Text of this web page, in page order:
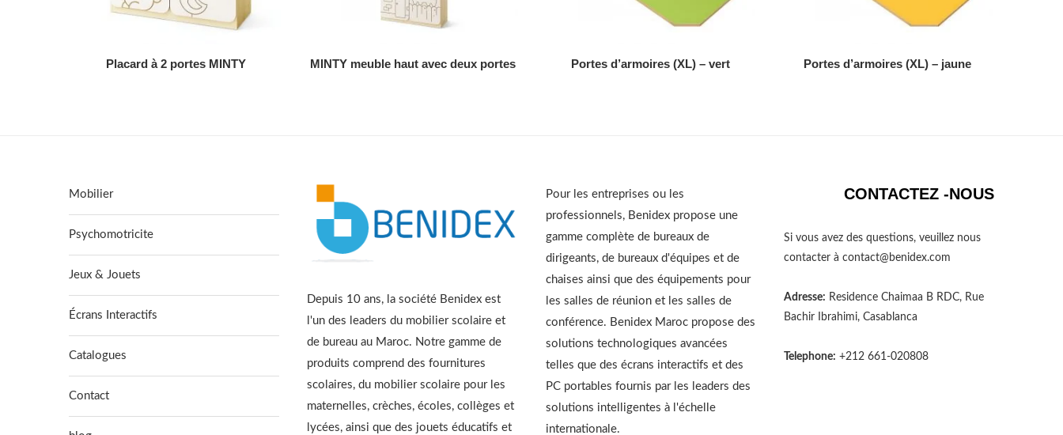
AJOUTER AU DEVIS
Placard à 2 portes MINTY AJOUTER AU DEVIS
MINTY meuble haut avec deux portes AJOUTER AU DEVIS
Portes d’armoires (XL) – vert AJOUTER AU DEVIS
Portes d’armoires (XL) – jaune
Mobilier
Psychomotricite
Jeux & Jouets
Écrans Interactifs
Catalogues
Contact
Depuis 10 ans, la société Benidex est
l'un des leaders du mobilier scolaire et
de bureau au Maroc. Notre gamme de
produits comprend des fournitures
scolaires, du mobilier scolaire pour les
maternelles, crèches, écoles, collèges et
lycées, ainsi que des jouets éducatifs et
Pour les entreprises ou les
professionnels, Benidex propose une
gamme complète de bureaux de
dirigeants, de bureaux d'équipes et de
chaises ainsi que des équipements pour
les salles de réunion et les salles de
conférence. Benidex Maroc propose des
solutions technologiques avancées
telles que des écrans interactifs et des
PC portables fournis par les leaders des
solutions intelligentes à l'échelle
internationale.
CONTACTEZ -NOUS
Si vous avez des questions, veuillez nous
contacter à contact@benidex.com
Adresse: Residence Chaimaa B RDC, Rue
Bachir Ibrahimi, Casablanca
Telephone: +212 661-020808